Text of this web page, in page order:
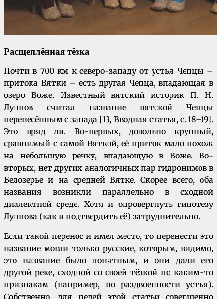
Расщеплённая тёзка
Почти в 700 км к северо-западу от устья Чепцы –
притока Вятки – есть другая Чепца, впадающая в
озеро Воже. Известный вятский историк П. Н.
Луппов считал название вятской Чепцы
перенесённым с запада [13, Вводная статья, с. 18–19].
Это вряд ли. Во-первых, довольно крупный,
сравнимый с самой Вяткой, её приток мало похож
на небольшую речку, впадающую в Воже. Во-
вторых, нет других аналогичных пар гидронимов в
Белозерье и на средней Вятке. Скорее всего, оба
названия возникли параллельно в сходной
диалектной среде. Хотя и опровергнуть гипотезу
Луппова (как и подтвердить её) затруднительно.
Если такой перенос и имел место, то перенести это
название могли только русские, которым, видимо,
это название было понятным, и они дали его
другой реке, сходной со своей тёзкой по каким-то
признакам (например, по раздвоенности устья).
Собственно, для целей этой статьи совершенно